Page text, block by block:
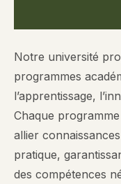
Notre université
programmes
l’apprentissage,
Chaque
allier
pratique,
des compétences